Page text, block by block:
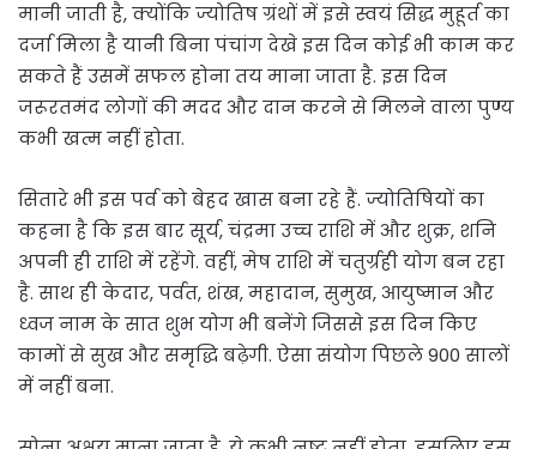
मानी जाती है, क्योंकि ज्योतिष ग्रंथों में इसे स्वयं सिद्ध मुहूर्त का
दर्जा मिला है यानी बिना पंचांग देखे इस दिन कोई भी काम कर
सकते हैं उसमें सफल होना तय माना जाता है. इस दिन
जरूरतमंद लोगों की मदद और दान करने से मिलने वाला पुण्य
कभी खत्म नहीं होता.
सितारे भी इस पर्व को बेहद खास बना रहे हैं. ज्योतिषियों का
कहना है कि इस बार सूर्य, चंद्रमा उच्च राशि में और शुक्र, शनि
अपनी ही राशि में रहेंगे. वहीं, मेष राशि में चतुर्ग्रही योग बन रहा
है. साथ ही केदार, पर्वत, शंख, महादान, सुमुख, आयुष्मान और
ध्वज नाम के सात शुभ योग भी बनेंगे जिससे इस दिन किए
कामों से सुख और समृद्धि बढ़ेगी. ऐसा संयोग पिछले 900 सालों
में नहीं बना.